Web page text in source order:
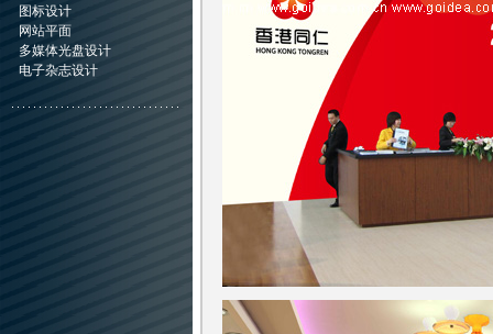
图标设计
网站平面
多媒体光盘设计
电子杂志设计